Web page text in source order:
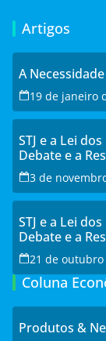
Artigos
A
19 de janeiro
STJ e a Lei
Debate e a
3 de
STJ e a Lei
Debate e a
21 de outubro
Coluna
Produtos &